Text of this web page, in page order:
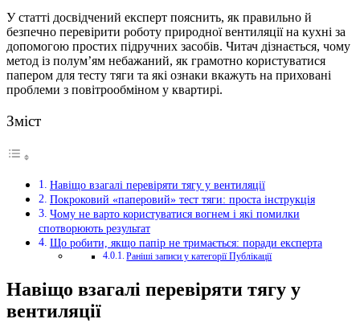
У статті досвідчений експерт пояснить, як правильно й
безпечно перевірити роботу природної вентиляції на кухні за
допомогою простих підручних засобів. Читач дізнається, чому
метод із полум’ям небажаний, як грамотно користуватися
папером для тесту тяги та які ознаки вкажуть на приховані
проблеми з повітрообміном у квартирі.
Зміст
Навіщо взагалі перевіряти тягу у вентиляції
Покроковий «паперовий» тест тяги: проста інструкція
Чому не варто користуватися вогнем і які помилки
спотворюють результат
Що робити, якщо папір не тримається: поради експерта
Раніші записи у категорії Публікації
Навіщо взагалі перевіряти тягу у
вентиляції